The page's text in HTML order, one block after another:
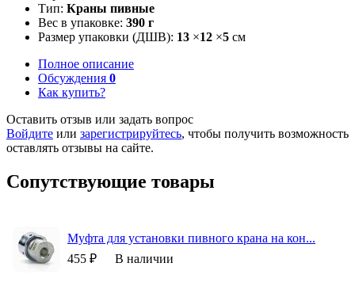
Тип: Краны пивные
Вес в упаковке: 390 г
Размер упаковки (ДШВ): 13 ×12 ×5 см
Полное описание
Обсуждения 0
Как купить?
Оставить отзыв или задать вопрос
Войдите или зарегистрируйтесь, чтобы получить возможность
оставлять отзывы на сайте.
Сопутствующие товары
Муфта для установки пивного крана на кон...
455 ₽
В наличии